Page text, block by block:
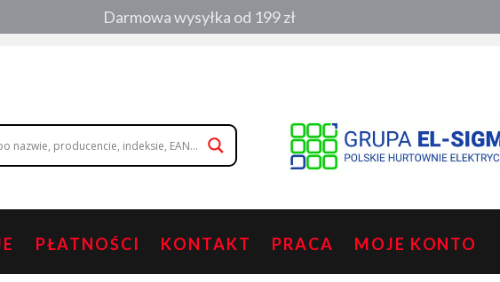
zamówienia telefoniczne: 508 053 391 ,508 686 242
PŁATNOŚCI KONTAKT PRACA MOJE KONTO
Darmowa wysyłka od 199 zł